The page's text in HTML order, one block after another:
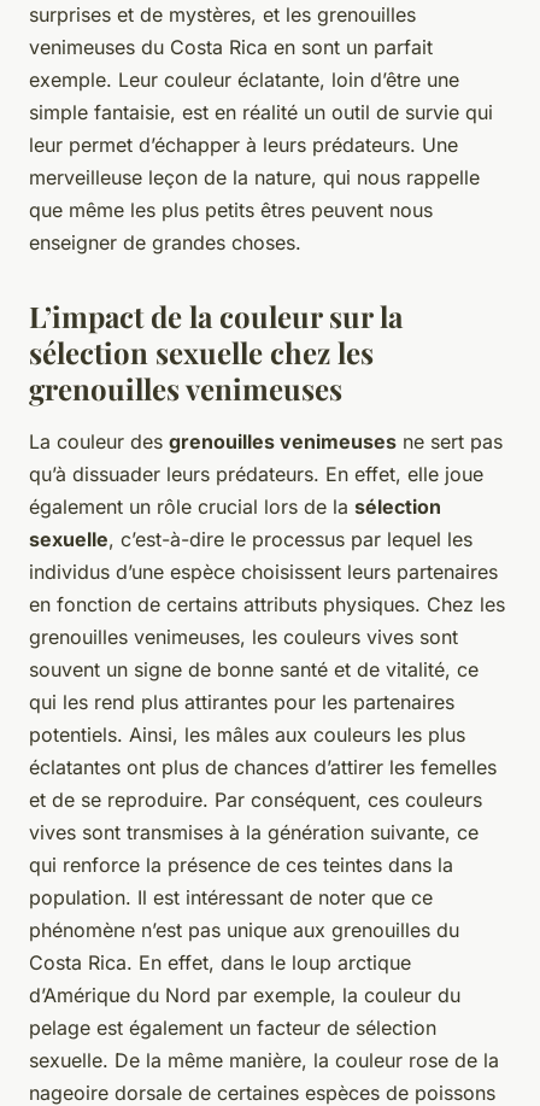
surprises et de mystères, et les grenouilles
venimeuses du Costa Rica en sont un parfait
exemple. Leur couleur éclatante, loin d’être une
simple fantaisie, est en réalité un outil de survie qui
leur permet d’échapper à leurs prédateurs. Une
merveilleuse leçon de la nature, qui nous rappelle
que même les plus petits êtres peuvent nous
enseigner de grandes choses.
L’impact de la couleur sur la
sélection sexuelle chez les
grenouilles venimeuses
La couleur des grenouilles venimeuses ne sert pas
qu’à dissuader leurs prédateurs. En effet, elle joue
également un rôle crucial lors de la sélection
sexuelle, c’est-à-dire le processus par lequel les
individus d’une espèce choisissent leurs partenaires
en fonction de certains attributs physiques. Chez les
grenouilles venimeuses, les couleurs vives sont
souvent un signe de bonne santé et de vitalité, ce
qui les rend plus attirantes pour les partenaires
potentiels. Ainsi, les mâles aux couleurs les plus
éclatantes ont plus de chances d’attirer les femelles
et de se reproduire. Par conséquent, ces couleurs
vives sont transmises à la génération suivante, ce
qui renforce la présence de ces teintes dans la
population. Il est intéressant de noter que ce
phénomène n’est pas unique aux grenouilles du
Costa Rica. En effet, dans le loup arctique
d’Amérique du Nord par exemple, la couleur du
pelage est également un facteur de sélection
sexuelle. De la même manière, la couleur rose de la
nageoire dorsale de certaines espèces de poissons